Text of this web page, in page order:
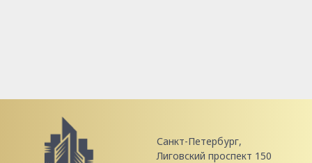
Санкт-Петербург,
Лиговский проспект 150